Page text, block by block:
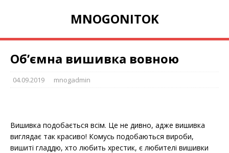
MNOGONITOK
Об’ємна вишивка вовною
04.09.2019 mnogadmin
Вишивка подобається всім. Це не дивно, адже вишивка
виглядає так красиво! Комусь подобаються вироби,
вишиті гладдю, хто любить хрестик, є любителі вишивки